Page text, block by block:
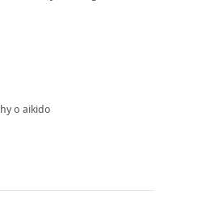
o aikido